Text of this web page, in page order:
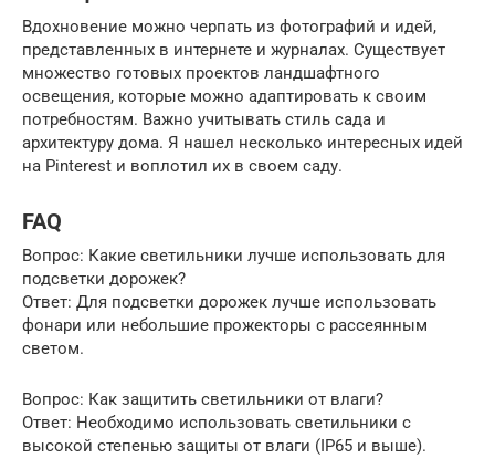
Вдохновение можно черпать из фотографий и идей,
представленных в интернете и журналах. Существует
множество готовых проектов ландшафтного
освещения, которые можно адаптировать к своим
потребностям. Важно учитывать стиль сада и
архитектуру дома. Я нашел несколько интересных идей
на Pinterest и воплотил их в своем саду.
FAQ
Вопрос: Какие светильники лучше использовать для
подсветки дорожек?
Ответ: Для подсветки дорожек лучше использовать
фонари или небольшие прожекторы с рассеянным
светом.
Вопрос: Как защитить светильники от влаги?
Ответ: Необходимо использовать светильники с
высокой степенью защиты от влаги (IP65 и выше).